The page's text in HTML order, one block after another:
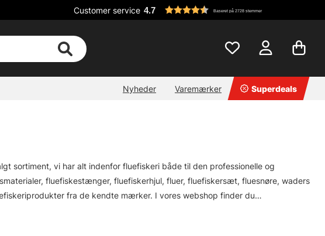
Customer service 4.7 Baseret på 2728 stemmer
Nyheder Varemærker Superdeals
sortiment, vi har alt indenfor fluefiskeri både til den professionelle og
fluefiskestænger, fluefiskerhjul, fluer, fluefiskersæt, fluesnøre, waders
fra de kendte mærker. I vores webshop finder du